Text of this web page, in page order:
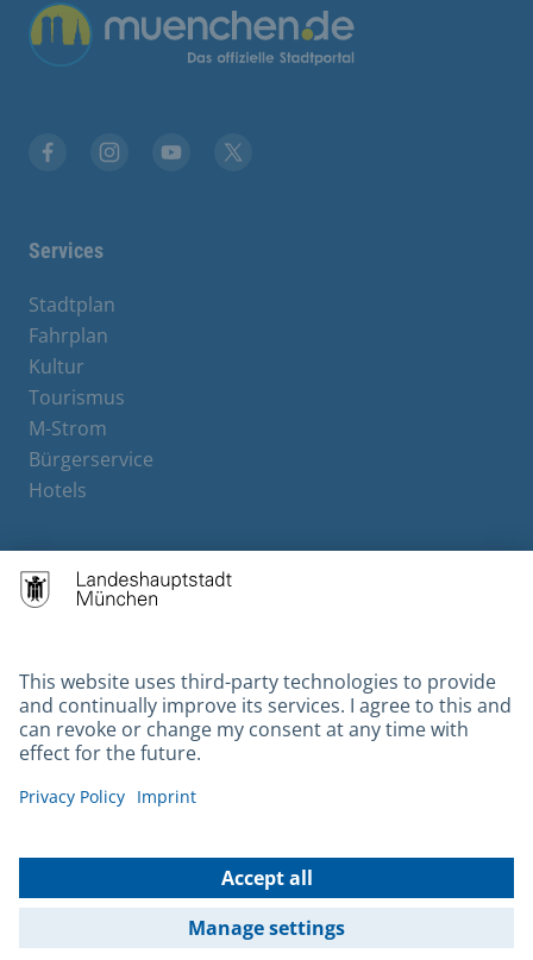
Übergreifende Links
Services
Stadtplan
Fahrplan
Kultur
Tourismus
M-Strom
Bürgerservice
Hotels
Contact
Gebärdensprache
Datenschutz
Kontakt
© 2026 Portal München Betriebs GmbH & Co. KG - Ein Service der
Landeshauptstadt München und der Stadtwerke München GmbH